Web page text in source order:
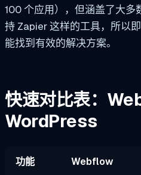
100 个应用），但涵盖了大多
持 Zapier 这样的工具，所以
能找到有效的解决方案。
快速对比表：
WordPress
功能 Webflow